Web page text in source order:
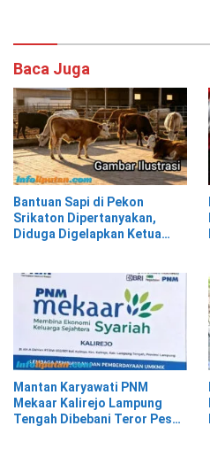
Baca Juga
Bantuan Sapi di Pekon
Srikaton Dipertanyakan,
Diduga Digelapkan Ketua
Mantan Karyawati PNM
Mekaar Kalirejo Lampung
Tengah Dibebani Teror Pesan